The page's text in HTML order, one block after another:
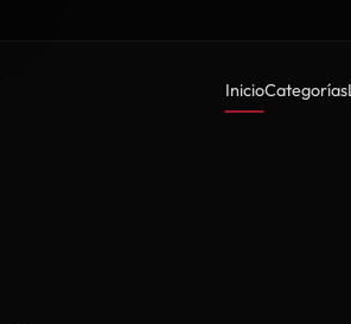
InicioCategorías